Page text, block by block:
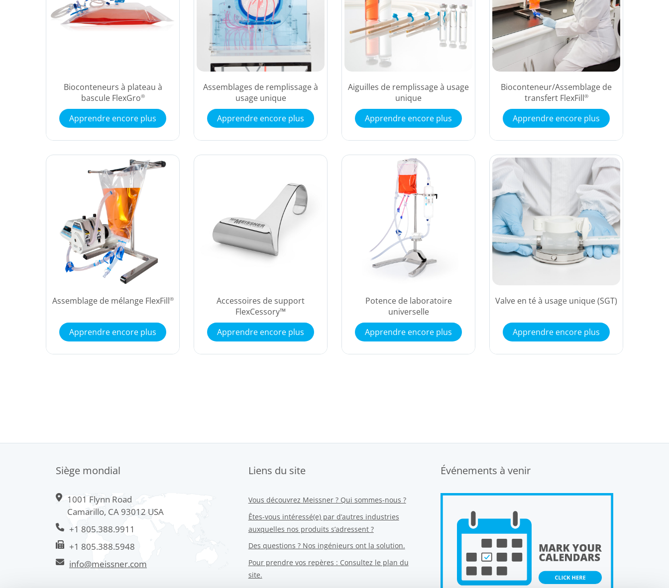
Bioconteneurs à plateau à
bascule FlexGro®
Apprendre encore plus
Assemblages de remplissage à
usage unique
Apprendre encore plus
Aiguilles de remplissage à usage
unique
Apprendre encore plus
Bioconteneur/Assemblage de
transfert FlexFill®
Apprendre encore plus
Assemblage de mélange FlexFill®
Apprendre encore plus
Accessoires de support
FlexCessory™
Apprendre encore plus
Potence de laboratoire
universelle
Apprendre encore plus
Valve en té à usage unique (SGT)
Apprendre encore plus
Siège mondial
1001 Flynn Road
Camarillo, CA 93012 USA
+1 805.388.9911
+1 805.388.5948
info@meissner.com
Liens du site
Vous découvrez Meissner ? Qui sommes-nous ?
Êtes-vous intéressé(e) par d’autres industries
auxquelles nos produits s’adressent ?
Des questions ? Nos ingénieurs ont la solution.
Pour prendre vos repères : Consultez le plan du
site.
Événements à venir